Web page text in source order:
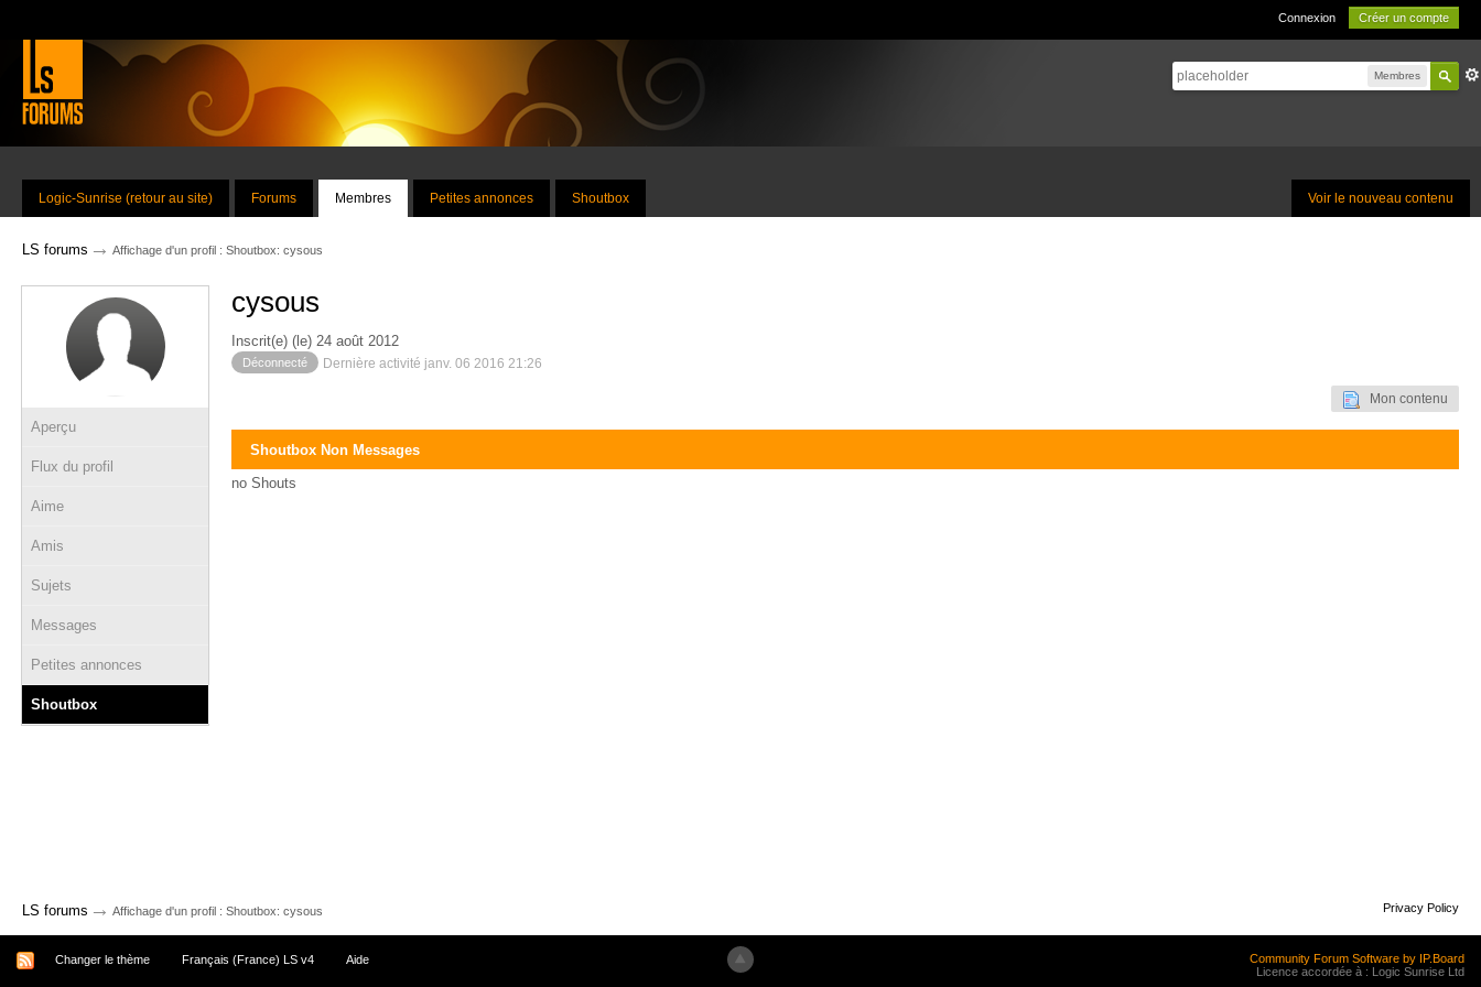
Connexion Créer un compte
Membres
Voir le nouveau contenu
Logic-Sunrise (retour au site) Forums Membres Petites annonces Shoutbox
LS forums → Affichage d'un profil : Shoutbox: cysous
Aperçu
Flux du profil
Aime
Amis
Sujets
Messages
Petites annonces
Shoutbox
cysous
Inscrit(e) (le) 24 août 2012
Déconnecté Dernière activité janv. 06 2016 21:26
Mon contenu
Shoutbox Non Messages
no Shouts
LS forums → Affichage d'un profil : Shoutbox: cysous Privacy Policy
Changer le thème Français (France) LS v4 Aide
Community Forum Software by IP.Board
Licence accordée à : Logic Sunrise Ltd